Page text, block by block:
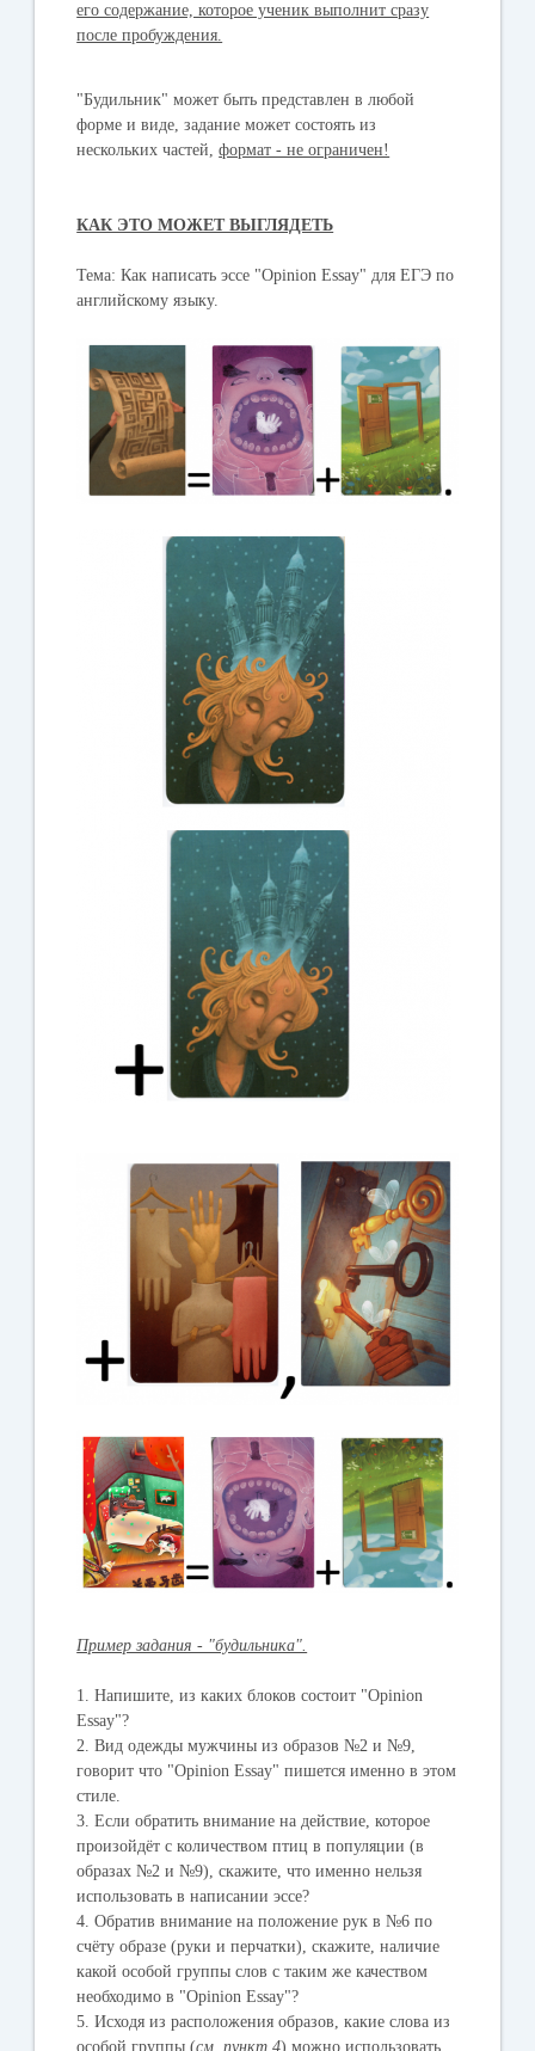
его содержание, которое ученик выполнит сразу
после пробуждения.
"Будильник" может быть представлен в любой
форме и виде, задание может состоять из
нескольких частей,формат - не ограничен!
КАК ЭТО МОЖЕТ ВЫГЛЯДЕТЬ
Тема: Как написать эссе "Opinion Essay" для ЕГЭ по
английскому языку.
Пример задания - "будильника".
1. Напишите, из каких блоков состоит "Opinion
Essay"?
2. Вид одежды мужчины из образов №2 и №9,
говорит что "Opinion Essay" пишется именно в этом
стиле.
3. Если обратить внимание на действие, которое
произойдёт с количеством птиц в популяции (в
образах №2 и №9), скажите, что именно нельзя
использовать в написании эссе?
4. Обратив внимание на положение рук в №6 по
счёту образе (руки и перчатки), скажите, наличие
какой особой группы слов с таким же качеством
необходимо в "Opinion Essay"?
5.Исходя из расположения образов, какие слова из
особой группы (см. пункт 4) можно использовать